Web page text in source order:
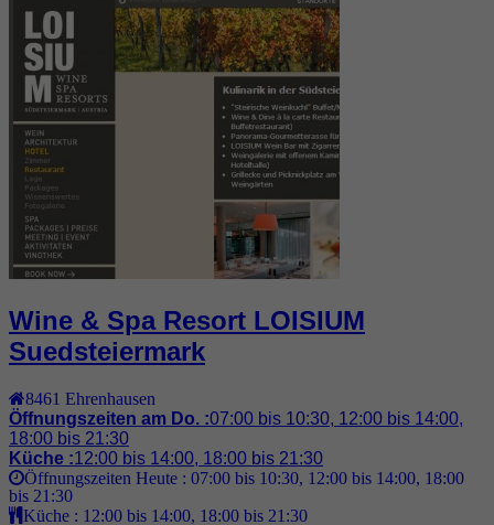
Wine & Spa Resort LOISIUM
Suedsteiermark
8461 Ehrenhausen
Öffnungszeiten am Do. :07:00 bis 10:30, 12:00 bis 14:00,
18:00 bis 21:30
Küche :12:00 bis 14:00, 18:00 bis 21:30
Öffnungszeiten Heute : 07:00 bis 10:30, 12:00 bis 14:00, 18:00
bis 21:30
Küche : 12:00 bis 14:00, 18:00 bis 21:30